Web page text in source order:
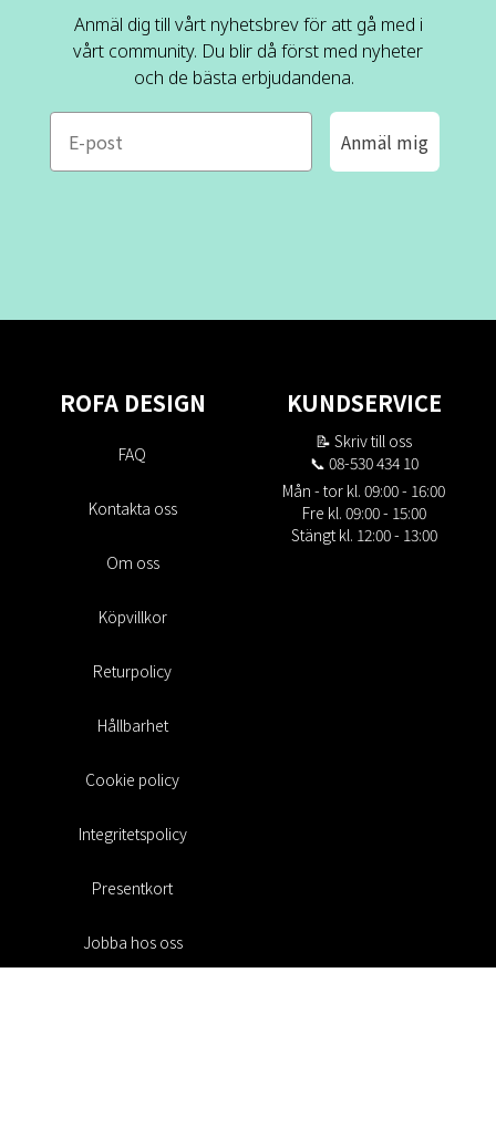
Anmäl dig till vårt nyhetsbrev för att gå med i
vårt community. Du blir då först med nyheter
och de bästa erbjudandena.
e-mail
Anmäl mig
ROFA DESIGN
FAQ
Kontakta oss
Om oss
Köpvillkor
Returpolicy
Hållbarhet
Cookie policy
Integritetspolicy
Presentkort
Jobba hos oss
KUNDSERVICE
📝 Skriv till oss
📞 08-530 434 10
Mån - tor kl. 09:00 - 16:00
Fre kl. 09:00 - 15:00
Stängt kl. 12:00 - 13:00